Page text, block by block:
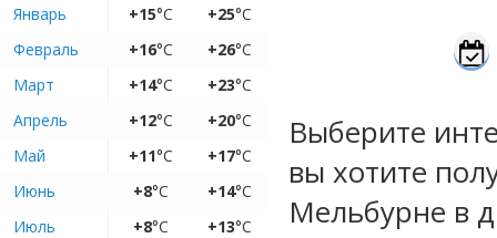
Январь
+15°C +25°C
Февраль
+16°C +26°C
Март
+14°C +23°C
Апрель
+12°C +20°C
Май
+11°C +17°C
Июнь
+8°C +14°C
Июль
+8°C +13°C
Выберите
вы хотите
Мельбурне в